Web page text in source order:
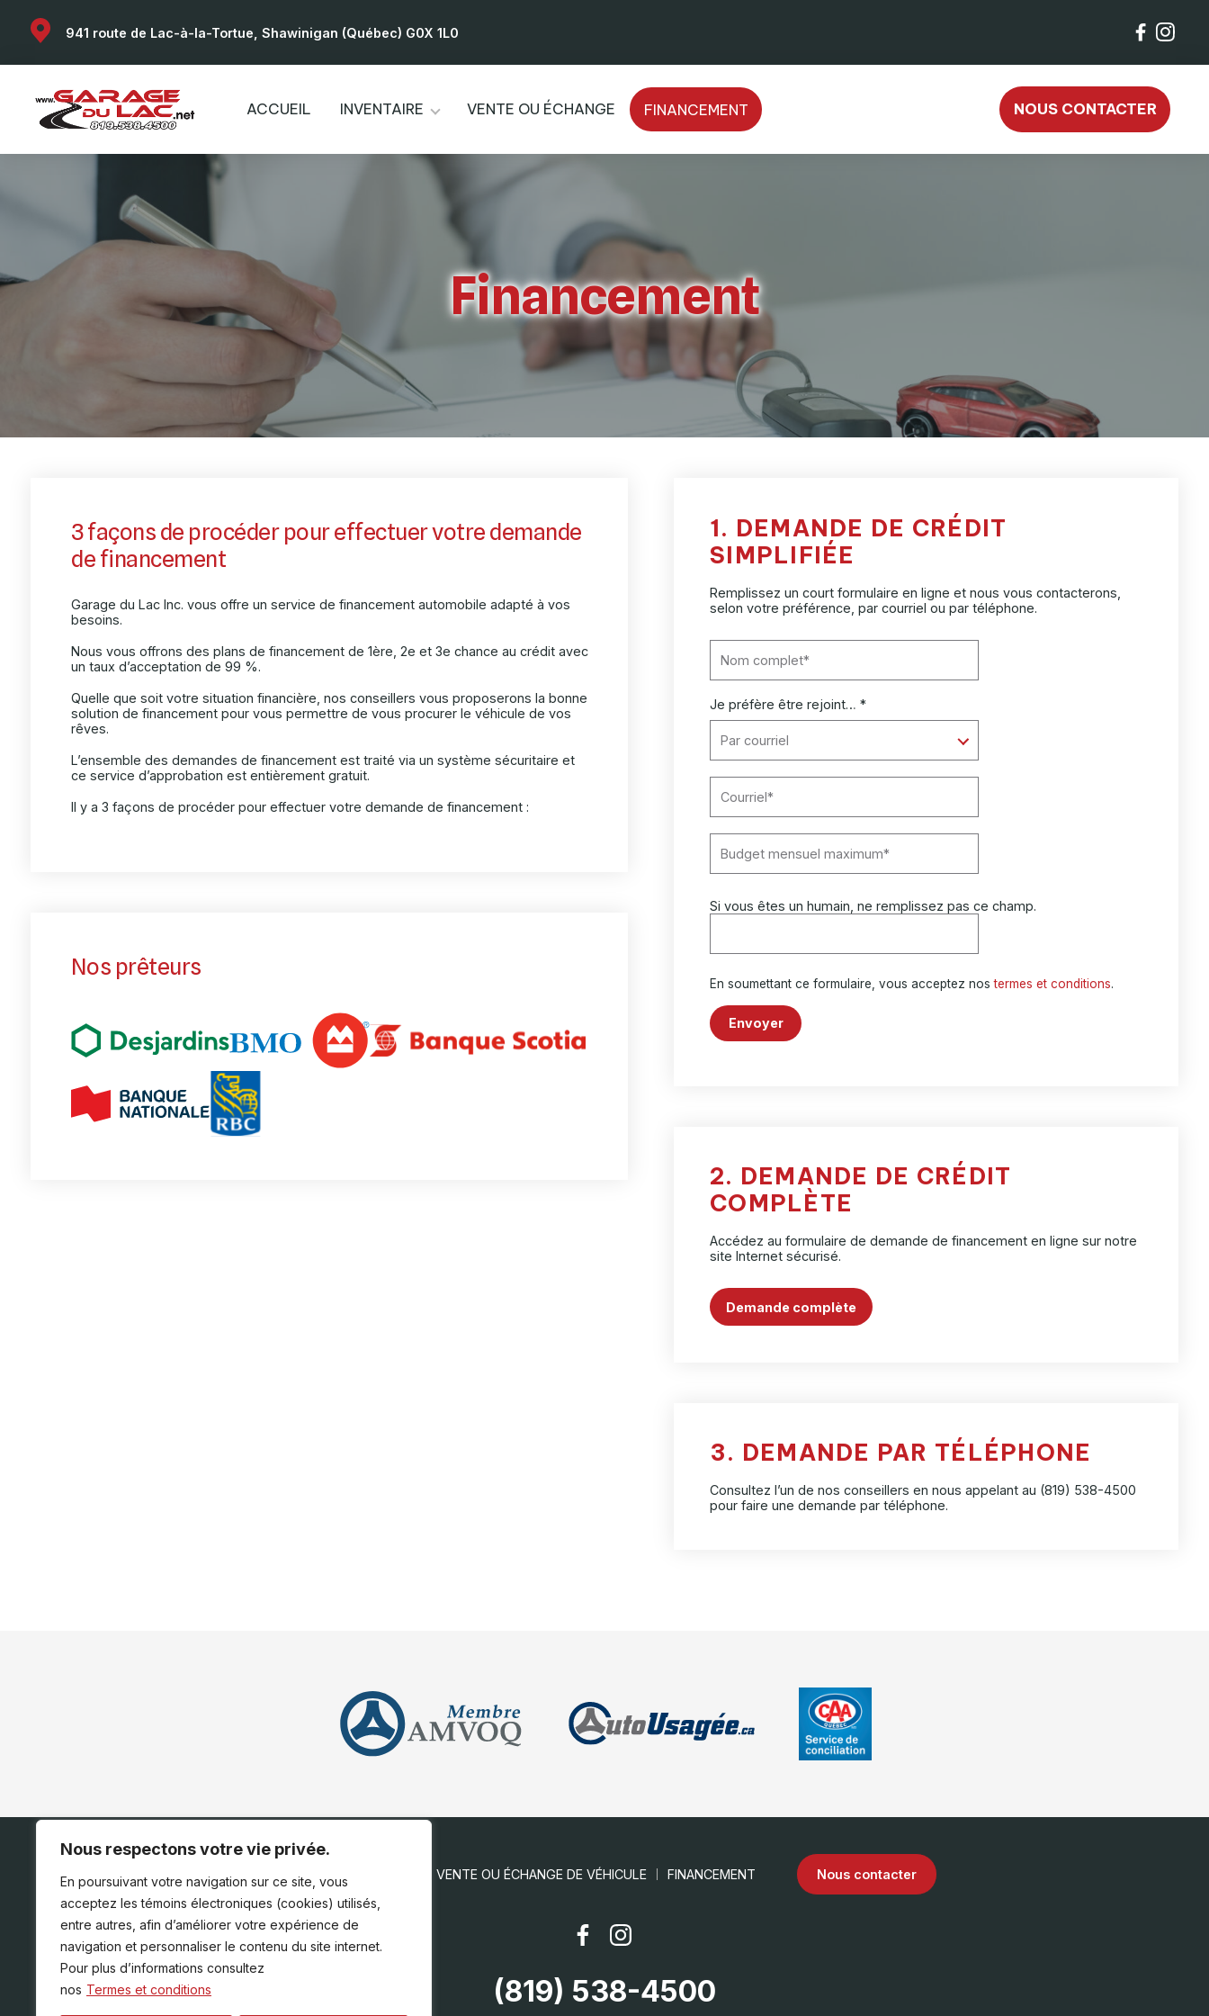
Nous respectons votre vie privée.
En poursuivant votre navigation sur ce site, vous
acceptez les témoins électroniques (cookies) utilisés,
entre autres, afin d’améliorer votre expérience de
navigation et personnaliser le contenu du site internet.
Pour plus d’informations consultez
nos Termes et conditions
941 route de Lac-à-la-Tortue, Shawinigan (Québec) G0X 1L0
ACCUEIL INVENTAIRE VENTE OU ÉCHANGE FINANCEMENT NOUS CONTACTER
Financement
3 façons de procéder pour effectuer votre demande
de financement
Garage du Lac Inc. vous offre un service de financement automobile adapté à vos
besoins.
Nous vous offrons des plans de financement de 1ère, 2e et 3e chance au crédit avec
un taux d’acceptation de 99 %.
Quelle que soit votre situation financière, nos conseillers vous proposerons la bonne
solution de financement pour vous permettre de vous procurer le véhicule de vos
rêves.
L’ensemble des demandes de financement est traité via un système sécuritaire et
ce service d’approbation est entièrement gratuit.
Il y a 3 façons de procéder pour effectuer votre demande de financement :
Nos prêteurs
1. DEMANDE DE CRÉDIT
SIMPLIFIÉE
Remplissez un court formulaire en ligne et nous vous contacterons,
selon votre préférence, par courriel ou par téléphone.
Je préfère être rejoint… *
Si vous êtes un humain, ne remplissez pas ce champ.
En soumettant ce formulaire, vous acceptez nostermes et conditions.
Envoyer
2. DEMANDE DE CRÉDIT
COMPLÈTE
Accédez au formulaire de demande de financement en ligne sur notre
site Internet sécurisé.
Demande complète
3. DEMANDE PAR TÉLÉPHONE
Consultez l’un de nos conseillers en nous appelant au (819) 538-4500
pour faire une demande par téléphone.
ACCUEIL VENTE OU ÉCHANGE DE VÉHICULE FINANCEMENT Nous contacter
(819) 538-4500